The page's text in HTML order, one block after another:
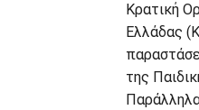
Κρατική
Ελλάδας
της